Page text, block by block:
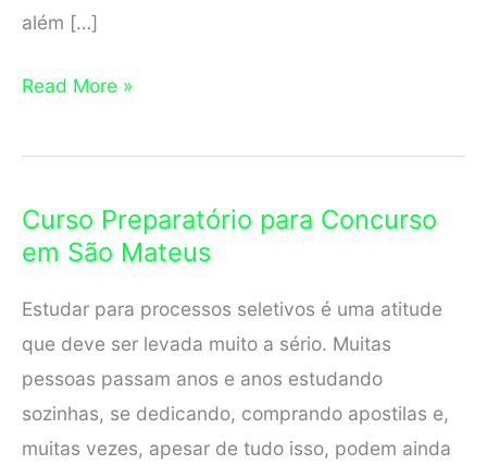
além […]
Curso
para
em
Guarapari
Read More »
Curso Preparatório para Concurso
em São Mateus
Estudar para processos seletivos é uma atitude
que deve ser levada muito a sério. Muitas
pessoas passam anos e anos estudando
sozinhas, se dedicando, comprando apostilas e,
muitas vezes, apesar de tudo isso, podem ainda